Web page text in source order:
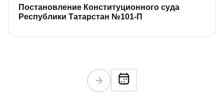
Постановление Конституционного суда
Республики Татарстан №101-­П